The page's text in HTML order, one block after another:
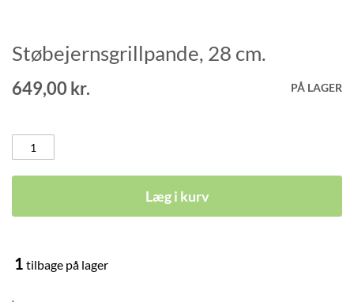
Gå
til
starten
af
Støbejernsgrillpande, 28 cm.
649,00 kr. PÅ LAGER
Læg i kurv
1 tilbage på lager
.